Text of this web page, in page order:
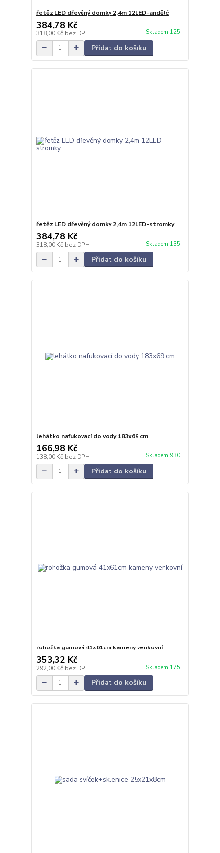
řetěz LED dřevěný domky 2,4m 12LED-andělé
384,78 Kč
318,00 Kč bez DPH Skladem 125
Přidat do košíku
řetěz LED dřevěný domky 2,4m 12LED-stromky
384,78 Kč
318,00 Kč bez DPH Skladem 135
Přidat do košíku
lehátko nafukovací do vody 183x69 cm
166,98 Kč
138,00 Kč bez DPH Skladem 930
Přidat do košíku
rohožka gumová 41x61cm kameny venkovní
353,32 Kč
292,00 Kč bez DPH Skladem 175
Přidat do košíku